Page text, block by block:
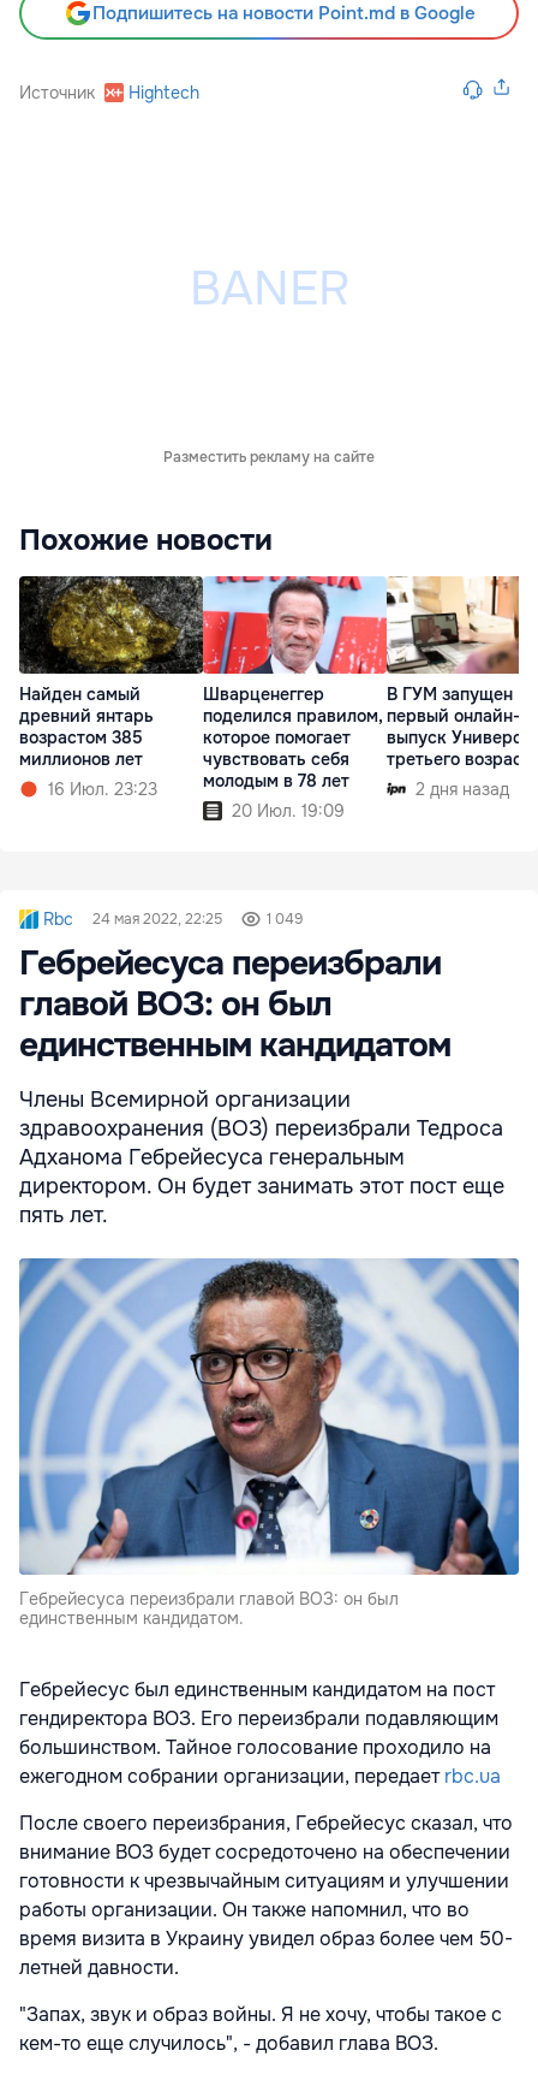
Подпишитесь на новости Point.md в Google
Источник Hightech
Разместить рекламу на сайте
Похожие новости
Найден самый
древний янтарь
возрастом 385
миллионов лет
16 Июл. 23:23
Шварценеггер
поделился правилом,
которое помогает
чувствовать себя
молодым в 78 лет
20 Июл. 19:09
В ГУМ запущен
первый онлайн-
выпуск
третьего
2 дня назад
Rbc 24 мая 2022, 22:25 1 049
Гебрейесуса переизбрали
главой ВОЗ: он был
единственным кандидатом
Члены Всемирной организации
здравоохранения (ВОЗ) переизбрали Тедроса
Адханома Гебрейесуса генеральным
директором. Он будет занимать этот пост еще
пять лет.
Гебрейесуса переизбрали главой ВОЗ: он был
единственным кандидатом.
Гебрейесус был единственным кандидатом на пост
гендиректора ВОЗ. Его переизбрали подавляющим
большинством. Тайное голосование проходило на
ежегодном собрании организации, передаетrbc.ua
После своего переизбрания, Гебрейесус сказал, что
внимание ВОЗ будет сосредоточено на обеспечении
готовности к чрезвычайным ситуациям и улучшении
работы организации. Он также напомнил, что во
время визита в Украину увидел образ более чем 50-
летней давности.
"Запах, звук и образ войны. Я не хочу, чтобы такое с
кем-то еще случилось", - добавил глава ВОЗ.